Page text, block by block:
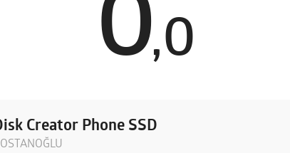
0
,0
Creator Phone SSD